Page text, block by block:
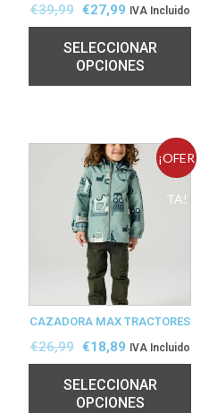
€39,99 €27,99 IVA Incluido
SELECCIONAR
OPCIONES
¡OFER
TA!
CAZADORA MAX TRACTORES
€26,99 €18,89 IVA Incluido
SELECCIONAR
OPCIONES